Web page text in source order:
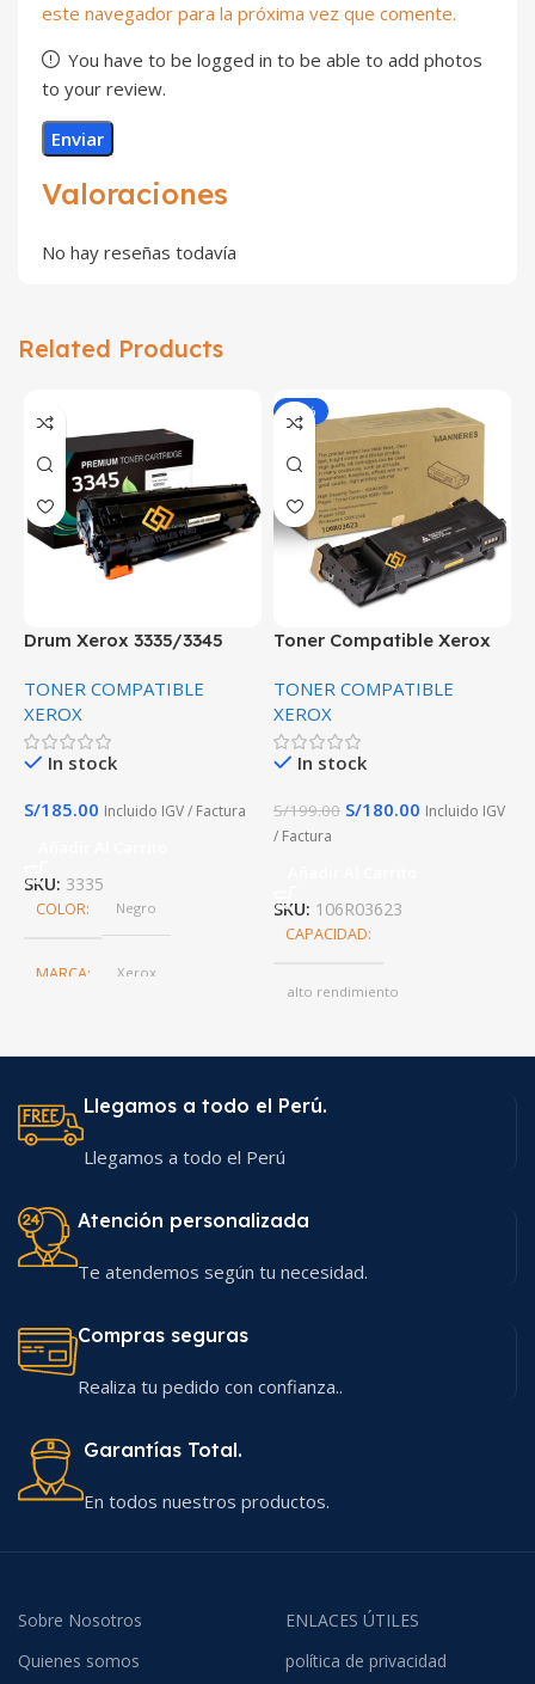
Valoraciones
No hay reseñas todavía
este navegador para la próxima vez que comente.
You have to be logged in to be able to add photos
to your review.
Related Products
Drum Xerox 3335/3345
TONER COMPATIBLE
XEROX
In stock
S/185.00 Incluido IGV / Factura
SKU: 3335
COLOR Negro
MARCA Xerox
-10%
Toner Compatible Xerox
15,000 impresiones
TONER COMPATIBLE
XEROX
In stock
S/199.00 S/180.00 Incluido IGV
/ Factura
SKU: 106R03623
CAPACIDAD
alto rendimiento
Llegamos a todo el Perú.
Llegamos a todo el Perú
Atención personalizada
Te atendemos según tu necesidad.
Compras seguras
Realiza tu pedido con confianza..
Garantías Total.
En todos nuestros productos.
Sobre Nosotros
Quienes somos
ENLACES ÚTILES
política de privacidad